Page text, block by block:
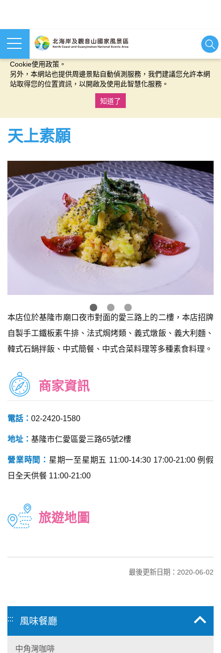
本網站使用cookies等相關技術以持續優化網站服務，並有助於為
Cookie使用政策。
另外，本網站也提供周邊景點自動偵測服務，我們建議您允許本網
站取得您的位置資訊，以開啟及使用此智慧化服務。
知道了
天上素願
本店位於基隆市廟口夜市對面的愛三路上的二樓，本店招牌
自製手工鐵板素牛排、法式焗烤類、義式燉飯、義大利麵、
韓式石鍋拌飯、中式簡餐、中式合菜料理等多種素食料理。
商家資訊
電話： 02-2420-1580
地址： 基隆市仁愛區愛三路65號2樓
營業時間： 星期一至星期五 11:00-14:30 17:00-21:00 例假
日全天供餐 11:00-21:00
旅遊地圖
最後更新日期：2020-06-02
::: 風味餐廳
中角灣咖啡